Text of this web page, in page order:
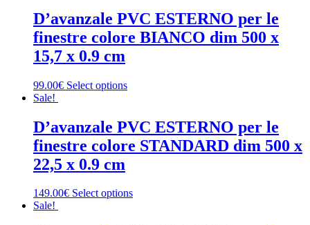
D’avanzale PVC ESTERNO per le
finestre colore BIANCO dim 500 x
15,7 x 0.9 cm
99.00€ Select options
Sale!
D’avanzale PVC ESTERNO per le
finestre colore STANDARD dim 500 x
22,5 x 0.9 cm
149.00€ Select options
Sale!